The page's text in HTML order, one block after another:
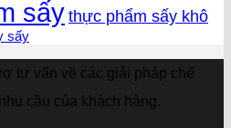
sấy thực phẩm sấy khô
sấy
tư vấn về các giải pháp chế
cầu của khách hàng.